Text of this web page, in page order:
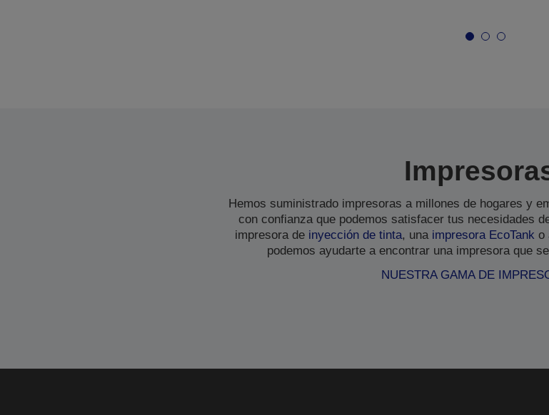
Hemos suministrado impresoras a millones de hogares y
con confianza que podemos satisfacer tus necesidades
impresora de inyección de tinta, una impresora EcoTank o
podemos ayudarte a encontrar una impresora que
NUESTRA GAMA DE